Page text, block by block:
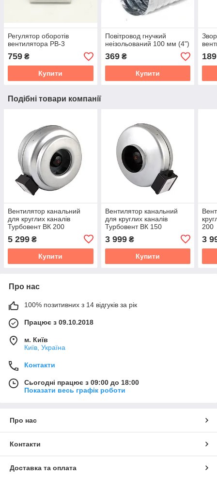
Регулятор оборотів
вентилятора РВ-3
759 ₴
Купити
Повітровод гнучкий
неізольований 100 мм (4")
369₴
Купити
189
Подібні товари компанії
Вентилятор канальний
для круглих каналів
Турбовент ВК 200
5 299 ₴
Купити
Вентилятор канальний
для круглих каналів
Турбовент ВК 150
3 999₴
Купити
200
3
Про нас
100% позитивних з 14 відгуків за рік
Працює з 09.10.2018
м. Київ
Київ, Україна
Контакти
Сьогодні працює з 09:00 до 18:00
Показати весь графік роботи
Про нас
Контакти
Доставка та оплата